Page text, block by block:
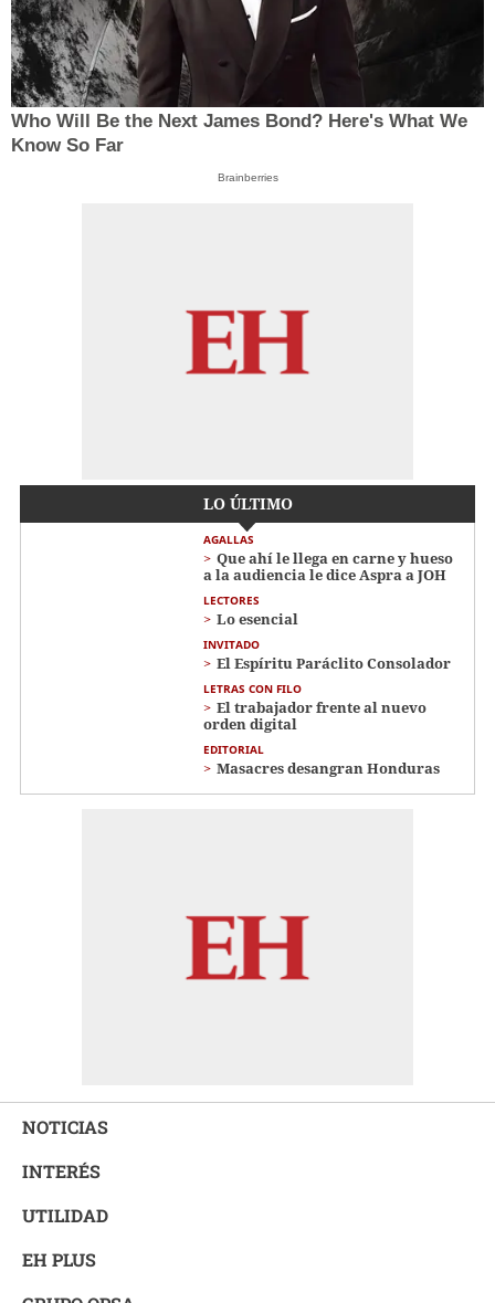
Who Will Be the Next James Bond? Here's What We
Know So Far
Brainberries
LO ÚLTIMO
AGALLAS
Que ahí le llega en carne y hueso
a la audiencia le dice Aspra a JOH
LECTORES
Lo esencial
INVITADO
El Espíritu Paráclito Consolador
LETRAS CON FILO
El trabajador frente al nuevo
orden digital
EDITORIAL
Masacres desangran Honduras
NOTICIAS
INTERÉS
UTILIDAD
EH PLUS